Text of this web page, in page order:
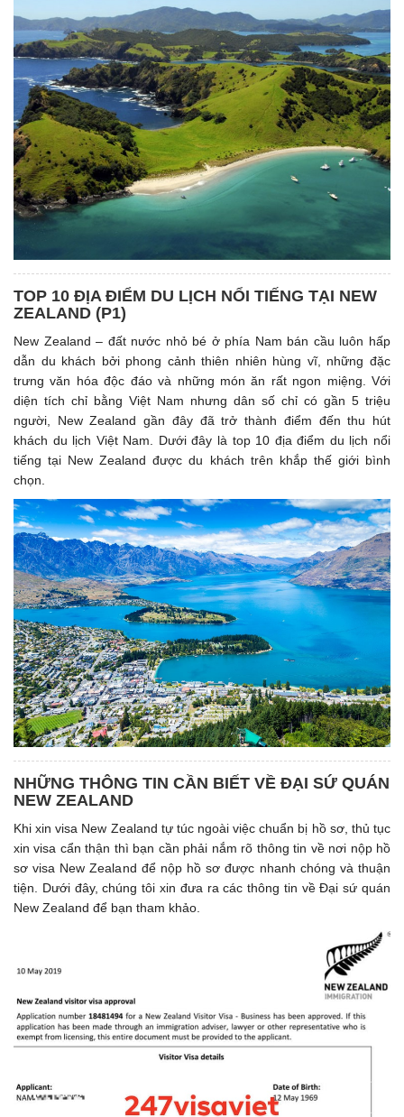
TOP 10 ĐỊA ĐIỂM DU LỊCH NỔI TIẾNG TẠI NEW
ZEALAND (P1)
New Zealand – đất nước nhỏ bé ở phía Nam bán cầu luôn hấp
dẫn du khách bởi phong cảnh thiên nhiên hùng vĩ, những đặc
trưng văn hóa độc đáo và những món ăn rất ngon miệng. Với
diện tích chỉ bằng Việt Nam nhưng dân số chỉ có gần 5 triệu
người, New Zealand gần đây đã trở thành điểm đến thu hút
khách du lịch Việt Nam. Dưới đây là top 10 địa điểm du lịch nổi
tiếng tại New Zealand được du khách trên khắp thế giới bình
chọn.
NHỮNG THÔNG TIN CẦN BIẾT VỀ ĐẠI SỨ QUÁN
NEW ZEALAND
Khi xin visa New Zealand tự túc ngoài việc chuẩn bị hồ sơ, thủ tục
xin visa cẩn thận thì bạn cần phải nắm rõ thông tin về nơi nộp hồ
sơ visa New Zealand để nộp hồ sơ được nhanh chóng và thuận
tiện. Dưới đây, chúng tôi xin đưa ra các thông tin về Đại sứ quán
New Zealand để bạn tham khảo.